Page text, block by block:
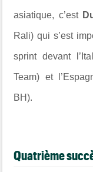
asiatique, c’est
Rali) qui s’est
sprint devant
Team) et
BH).
Quatrième